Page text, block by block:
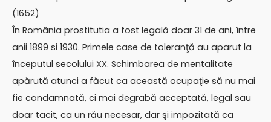
(1652)
În România prostitutia a fost legală doar 31 de ani, între
anii 1899 si 1930. Primele case de toleranţă au aparut la
începutul secolului XX. Schimbarea de mentalitate
apărută atunci a făcut ca această ocupaţie să nu mai
fie condamnată, ci mai degrabă acceptată, legal sau
doar tacit, ca un rău necesar, dar şi impozitată ca